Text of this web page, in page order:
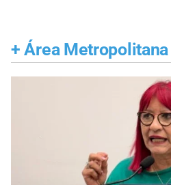
+ Área Metropolitana